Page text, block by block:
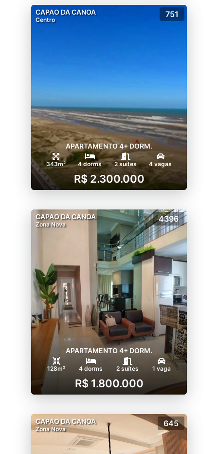
CAPAO DA CANOA
Centro
751
APARTAMENTO 4+ DORM.
343m² 4 dorms 2 suítes 4 vagas
R$ 2.300.000
CAPAO DA CANOA
Zona Nova
4396
APARTAMENTO 4+ DORM.
128m² 4 dorms 2 suítes 1 vaga
R$ 1.800.000
CAPAO DA CANOA
Zona Nova
645